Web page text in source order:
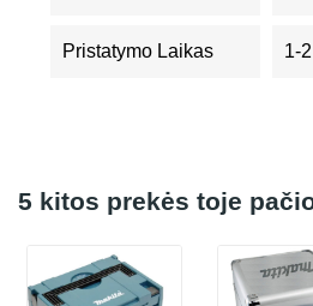
Pristatymo Laikas 1-
5 kitos prekės toje